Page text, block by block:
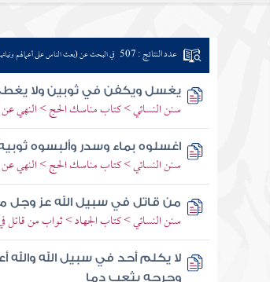
عدد النتائج : 507 في البحث عن (بعث الناس على أعمالهم
يغسل ويكفن في ثوبين ولا
سنن النسائي > كتاب مناسك الحج > النهي عن
اغسلوه بماء وسدر وألبسوه
سنن النسائي > كتاب مناسك الحج > النهي عن
من قاتل في سبيل الله عز وجل
سنن النسائي > كتاب الجهاد > ثواب من قاتل في
لا يكلم أحد في سبيل الله
وجرحه يثعب دما